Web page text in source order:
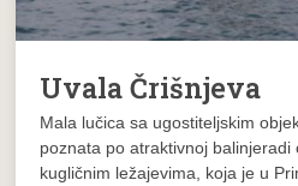
Uvala Črišnjeva
Mala lučica sa ugostiteljskim
poznata po atraktivnoj balinjeradi
kugličnim ležajevima, koja je u